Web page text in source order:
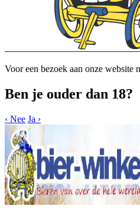
Voor een bezoek aan onze website
Ben je ouder dan 18?
‹ Nee Ja ›